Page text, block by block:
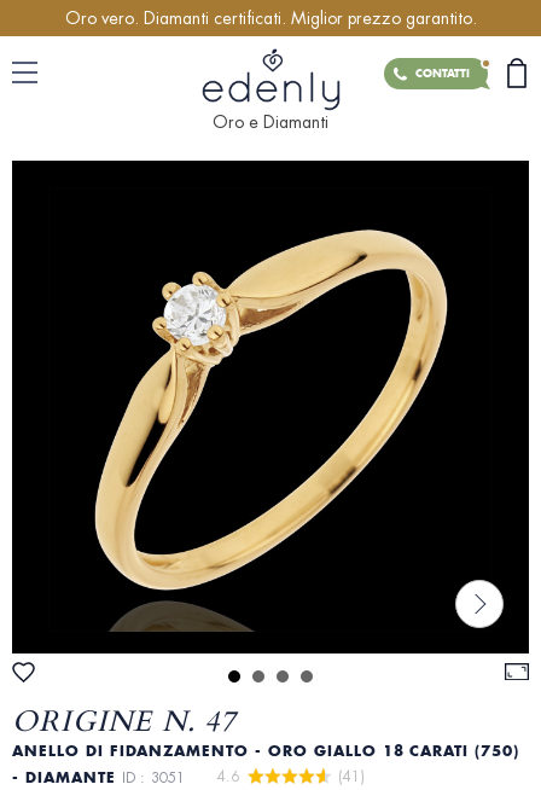
Oro vero. Diamanti certificati. Miglior prezzo garantito.
CONTATTI
Oro e Diamanti
ORIGINE N. 47
ANELLO DI FIDANZAMENTO - ORO GIALLO 18 CARATI (750)
- DIAMANTE ID : 3051 4.6 (41)